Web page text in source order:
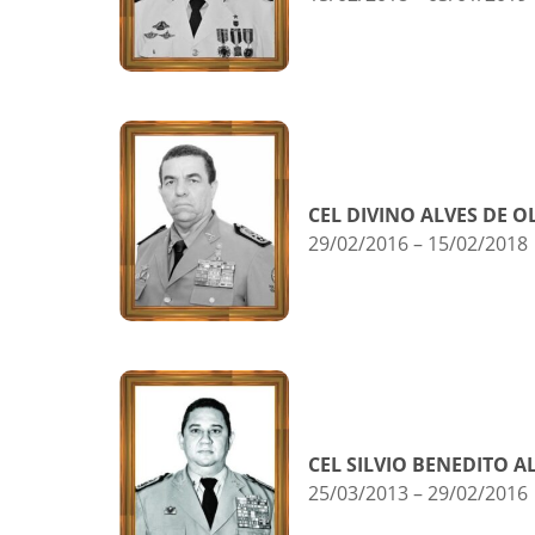
CEL DIVINO ALVES DE
29/02/2016 – 15/02/2018
CEL SILVIO BENEDITO
25/03/2013 – 29/02/2016